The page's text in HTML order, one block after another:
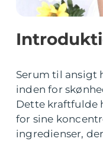
Serum til ansigt
inden for
Dette kraftfulde
for sine
ingredienser,